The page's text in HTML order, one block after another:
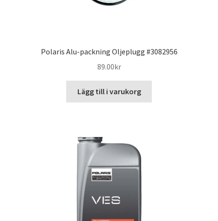
Polaris Alu-packning Oljeplugg #3082956
89.00kr
Lägg till i varukorg